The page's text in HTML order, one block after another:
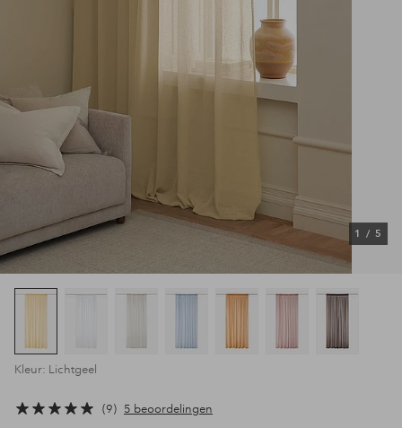
1 / 5
Kleur: Lichtgeel
9 5 beoordelingen